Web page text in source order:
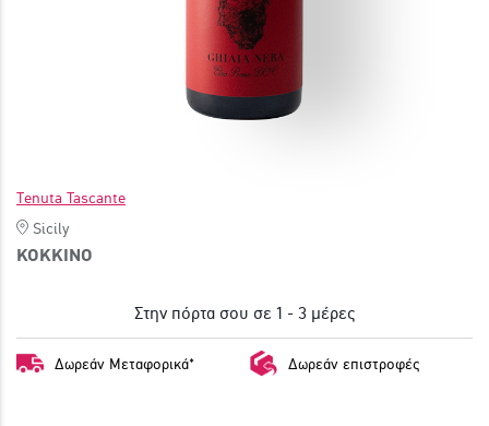
Tenuta Tascante
Sicily
ΚΟΚΚΙΝΟ
Στην πόρτα σου σε 1 - 3 μέρες
Δωρεάν Μεταφορικά* Δωρεάν επιστροφές